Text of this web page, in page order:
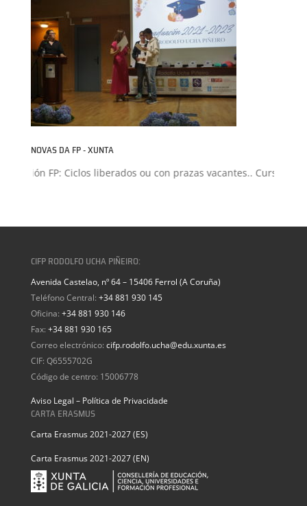
NOVAS DA FP - XUNTA
FP: Ciclos liberados ou con prazas vacantes.. Curso 2026-
CIFP RODOLFO UCHA PIÑEIRO:
Avenida Castelao, nº 64 – 15406 Ferrol (A Coruña)
Teléfono Central: +34 881 930 145
Oficina: +34 881 930 146
Fax: +34 881 930 165
Correo electrónico: cifp.rodolfo.ucha@edu.xunta.es
CIF: Q6555702G
Código de centro: 15006778
Aviso Legal – Política de Privacidade
CARTA ERASMUS
Carta Erasmus 2021-2027 (ES)
Carta Erasmus 2021-2027 (EN)